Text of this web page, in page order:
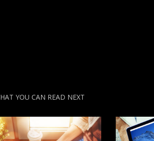
YOU CAN READ NEXT